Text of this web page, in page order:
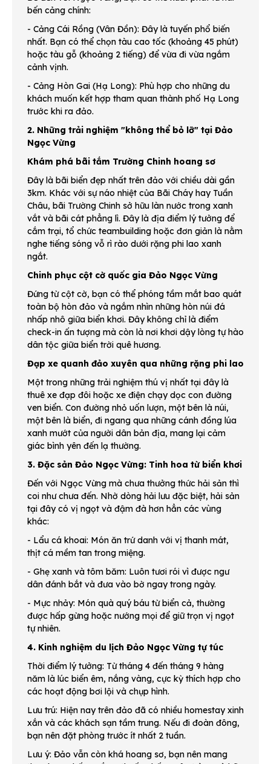
bến cảng chính:
- Cảng Cái Rồng (Vân Đồn): Đây là tuyến phổ biến
nhất. Bạn có thể chọn tàu cao tốc (khoảng 45 phút)
hoặc tàu gỗ (khoảng 2 tiếng) để vừa đi vừa ngắm
cảnh vịnh.
- Cảng Hòn Gai (Hạ Long): Phù hợp cho những du
khách muốn kết hợp tham quan thành phố Hạ Long
trước khi ra đảo.
2. Những trải nghiệm "không thể bỏ lỡ" tại Đảo
Ngọc Vừng
Khám phá bãi tắm Trường Chinh hoang sơ
Đây là bãi biển đẹp nhất trên đảo với chiều dài gần
3km. Khác với sự náo nhiệt của Bãi Cháy hay Tuần
Châu, bãi Trường Chinh sở hữu làn nước trong xanh
vắt và bãi cát phẳng lì. Đây là địa điểm lý tưởng để
cắm trại, tổ chức teambuilding hoặc đơn giản là nằm
nghe tiếng sóng vỗ rì rào dưới rặng phi lao xanh
ngắt.
Chinh phục cột cờ quốc gia Đảo Ngọc Vừng
Đứng từ cột cờ, bạn có thể phóng tầm mắt bao quát
toàn bộ hòn đảo và ngắm nhìn những hòn núi đá
nhấp nhô giữa biển khơi. Đây không chỉ là điểm
check-in ấn tượng mà còn là nơi khơi dậy lòng tự hào
dân tộc giữa biển trời quê hương.
Đạp xe quanh đảo xuyên qua những rặng phi lao
Một trong những trải nghiệm thú vị nhất tại đây là
thuê xe đạp đôi hoặc xe điện chạy dọc con đường
ven biển. Con đường nhỏ uốn lượn, một bên là núi,
một bên là biển, đi ngang qua những cánh đồng lúa
xanh mướt của người dân bản địa, mang lại cảm
giác bình yên đến lạ thường.
3. Đặc sản Đảo Ngọc Vừng: Tinh hoa từ biển khơi
Đến với Ngọc Vừng mà chưa thưởng thức hải sản thì
coi như chưa đến. Nhờ dòng hải lưu đặc biệt, hải sản
tại đây có vị ngọt và đậm đà hơn hẳn các vùng
khác:
- Lẩu cá khoai: Món ăn trứ danh với vị thanh mát,
thịt cá mềm tan trong miệng.
- Ghẹ xanh và tôm băm: Luôn tươi rói vì được ngư
dân đánh bắt và đưa vào bờ ngay trong ngày.
- Mực nhảy: Món quà quý báu từ biển cả, thường
được hấp gừng hoặc nướng mọi để giữ trọn vị ngọt
tự nhiên.
4. Kinh nghiệm du lịch Đảo Ngọc Vừng tự túc
Thời điểm lý tưởng: Từ tháng 4 đến tháng 9 hàng
năm là lúc biển êm, nắng vàng, cực kỳ thích hợp cho
các hoạt động bơi lội và chụp hình.
Lưu trú: Hiện nay trên đảo đã có nhiều homestay xinh
xắn và các khách sạn tầm trung. Nếu đi đoàn đông,
bạn nên đặt phòng trước ít nhất 2 tuần.
Lưu ý: Đảo vẫn còn khá hoang sơ, bạn nên mang